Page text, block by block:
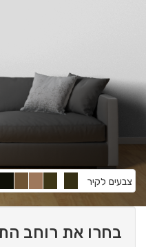
צבעים לקיר
בחרו את רוחב